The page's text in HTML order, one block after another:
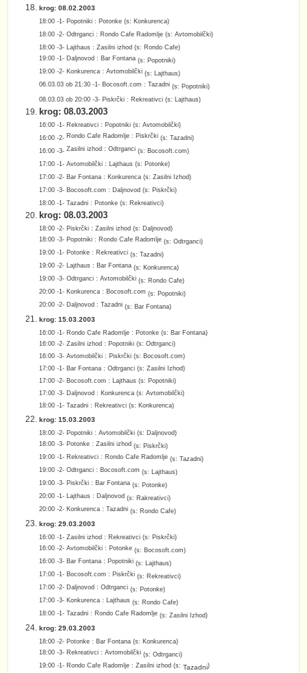
krog: 08.02.2003
18:00 -1- Popotniki : Potonke (s: Konkurenca)
18:00 -2- Odtrganci : Rondo Cafe Radomlje (s: Avtomobilčki)
18:00 -3- Lajthaus : Zasilni izhod (s: Rondo Cafe)
19:00 -1- Daljnovod : Bar Fontana (s: Popotniki)
19:00 -2- Konkurenca : Avtomobilčki (s: Lajthaus)
06.03.03 ob 21:30 -1- Bocosoft.com : Tazadni (s: Popotniki)
08.03.03 ob 20:00 -3- Piskrčki : Rekreativci (s: Lajthaus)
krog: 08.03.2003
16:00 -1- Rekreativci : Popotniki (s: Avtomobilčki)
16:00 -2- Rondo Cafe Radomlje : Piskrčki (s: Tazadni)
16:00 -3- Zasilni izhod : Odtrganci (s: Bocosoft.com)
17:00 -1- Avtomobilčki : Lajthaus (s: Potonke)
17:00 -2- Bar Fontana : Konkurenca (s: Zasilni Izhod)
17:00 -3- Bocosoft.com : Daljnovod (s: Piskrčki)
18:00 -1- Tazadni : Potonke (s: Rekreativci)
krog: 08.03.2003
18:00 -2- Piskrčki : Zasilni izhod (s: Daljnovod)
18:00 -3- Popotniki : Rondo Cafe Radomlje (s: Odtrganci)
19:00 -1- Potonke : Rekreativci (s: Tazadni)
19:00 -2- Lajthaus : Bar Fontana (s: Konkurenca)
19:00 -3- Odtrganci : Avtomobilčki (s: Rondo Cafe)
20:00 -1- Konkurenca : Bocosoft.com (s: Popotniki)
20:00 -2- Daljnovod : Tazadni (s: Bar Fontana)
krog: 15.03.2003
16:00 -1- Rondo Cafe Radomlje : Potonke (s: Bar Fontana)
16:00 -2- Zasilni izhod : Popotniki (s: Odtrganci)
16:00 -3- Avtomobilčki : Piskrčki (s: Bocosoft.com)
17:00 -1- Bar Fontana : Odtrganci (s: Zasilni Izhod)
17:00 -2- Bocosoft.com : Lajthaus (s: Popotniki)
17:00 -3- Daljnovod : Konkurenca (s: Avtomobilčki)
18:00 -1- Tazadni : Rekreativci (s: Konkurenca)
krog: 15.03.2003
18:00 -2- Popotniki : Avtomobilčki (s: Daljnovod)
18:00 -3- Potonke : Zasilni izhod (s: Piskrčki)
19:00 -1- Rekreativci : Rondo Cafe Radomlje (s: Tazadni)
19:00 -2- Odtrganci : Bocosoft.com (s: Lajthaus)
19:00 -3- Piskrčki : Bar Fontana (s: Potonke)
20:00 -1- Lajthaus : Daljnovod (s: Rakreativci)
20:00 -2- Konkurenca : Tazadni (s: Rondo Cafe)
krog: 29.03.2003
16:00 -1- Zasilni izhod : Rekreativci (s: Piskrčki)
16:00 -2- Avtomobilčki : Potonke (s: Bocosoft.com)
16:00 -3- Bar Fontana : Popotniki (s: Lajthaus)
17:00 -1- Bocosoft.com : Piskrčki (s: Rekreativci)
17:00 -2- Daljnovod : Odtrganci (s: Potonke)
17:00 -3- Konkurenca : Lajthaus (s: Rondo Cafe)
18:00 -1- Tazadni : Rondo Cafe Radomlje (s: Zasilni Izhod)
krog: 29.03.2003
18:00 -2- Potonke : Bar Fontana (s: Konkurenca)
18:00 -3- Rekreativci : Avtomobilčki (s: Odtrganci)
19:00 -1- Rondo Cafe Radomlje : Zasilni izhod (s: Tazadni)